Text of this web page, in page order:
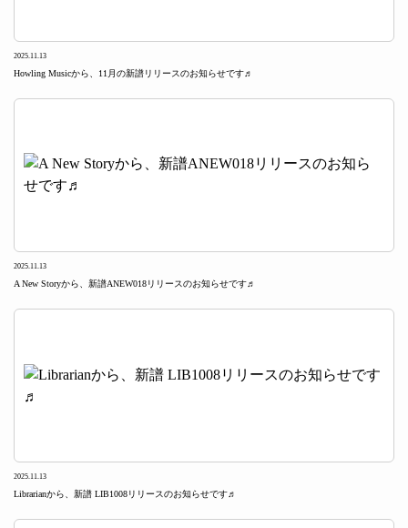
2025.11.13
Howling Musicから、11月の新譜リリースのお知らせです♬
2025.11.13
A New Storyから、新譜ANEW018リリースのお知らせです♬
2025.11.13
Librarianから、新譜 LIB1008リリースのお知らせです♬